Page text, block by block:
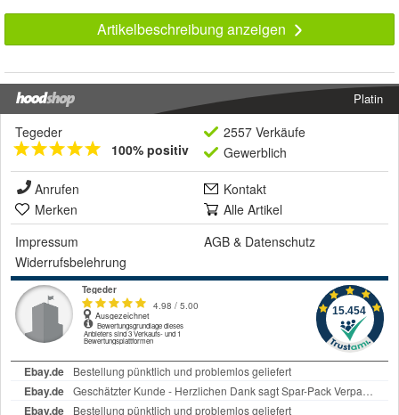
Artikelbeschreibung anzeigen
Platin
Tegeder
100% positiv
2557 Verkäufe
Gewerblich
Anrufen
Kontakt
Merken
Alle Artikel
Impressum
AGB & Datenschutz
Widerrufsbelehrung